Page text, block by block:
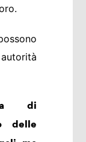
di
delle